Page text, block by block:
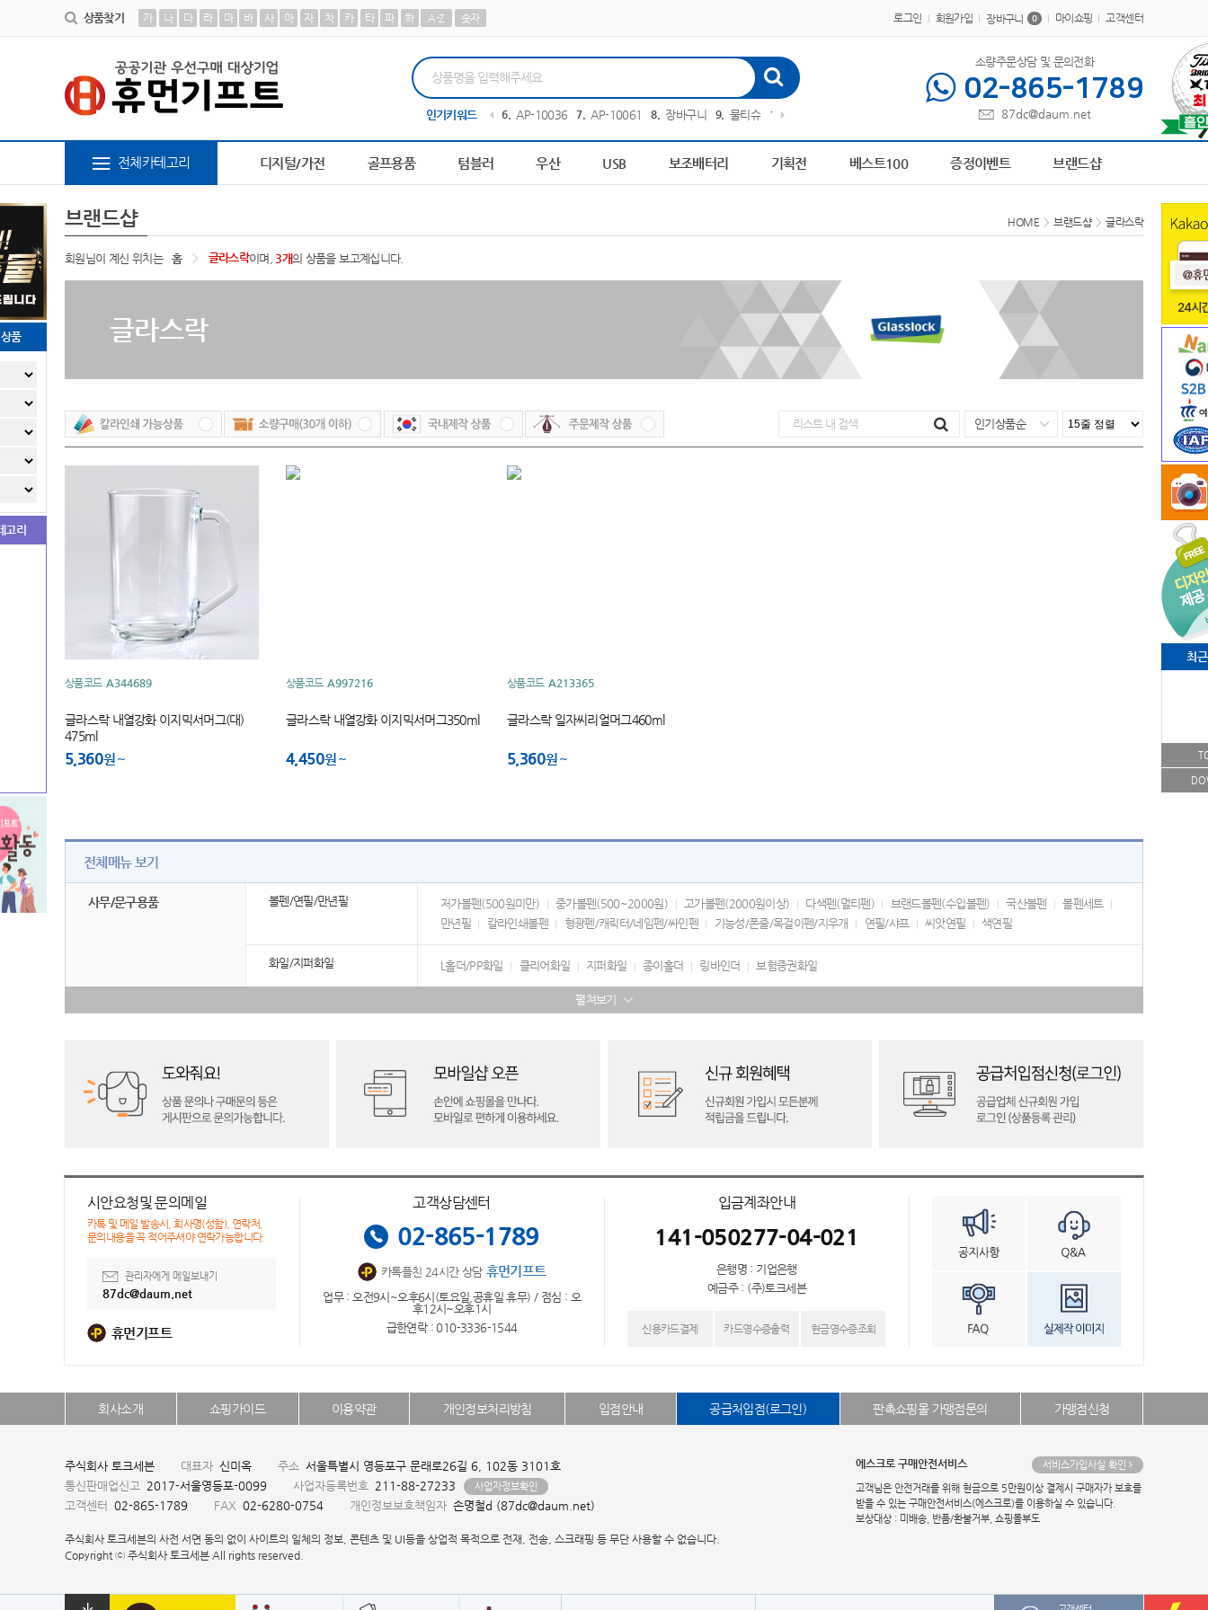
상품찾기 가 나 다 라 마 바 사 아 자 차 카 타 파 하 A-Z 숫자 로그인 회원가입 장바구니 0 마이쇼핑 고객센터
인기키워드
물티슈 파스텔 칫솔 책갈피 5 AP-100413 6 AP-100364 7 AP-100616 8 장바구니 9 물티슈 10 파스텔 칫솔 AP-1002094 담요 AP-
소량주문상담 및 문의전화
02-865-1789
87dc@daum.net
전체카테고리 디지털/가전 골프용품 텀블러 우산 USB 보조배터리 기획전 베스트100 증정이벤트 브랜드샵
품
고리
최
브랜드샵 HOME > 브랜드샵 > 글라스락
회원님이 계신 위치는 홈 글라스락이며, 3개의 상품을 보고계십니다.
글라스락
인기상품순
상품코드 A344689
글라스락 내열강화 이지믹서머그(대)
475ml
5,360원
상품코드 A997216
글라스락 내열강화 이지믹서머그350ml
4,450원
상품코드 A213365
글라스락 일자씨리얼머그460ml
5,360원
전체메뉴 보기
사무/문구용품 볼펜/연필/만년필 저가볼펜(500원미만) 중가볼펜(500~2000원) 고가볼펜(2000원이상) 다색펜(멀티펜) 브랜드볼펜(수입볼펜) 국산볼펜
볼펜세트
만년필
칼라인쇄볼펜 형광펜/캐릭터/네임펜/싸인펜 기능성/폰줄/목걸이펜/지우개 연필/샤프 씨앗연필 색연필
화일/지퍼화일 L홀더/PP화일 클리어화일 지퍼화일 종이홀더 링바인더 보험증권화일
펼쳐보기
시안요청및 문의메일
카톡 및 메일 발송시, 회사명(성함), 연락처,
문의내용을 꼭 적어주셔야 연락가능합니다.
관리자에게 메일보내기
87dc@daum.net
휴먼기프트
고객상담센터
02-865-1789
카톡플친 24시간 상담 휴먼기프트
업무 : 오전9시~오후6시(토요일,공휴일 휴무) / 점심 : 오
후12시~오후1시
급한연락 : 010-3336-1544
입금계좌안내
141-050277-04-021
은행명 : 기업은행
예금주 : (주)토크세븐
신용카드결제 카드영수증출력 현금영수증조회
회사소개 쇼핑가이드 이용약관 개인정보처리방침 입점안내 공급처입점(로그인) 판촉쇼핑몰 가맹점문의 가맹점신청
주식회사 토크세븐 대표자 신미옥 주소 서울특별시 영등포구 문래로26길 6, 102동 3101호
통신판매업신고 2017-서울영등포-0099 사업자등록번호 211-88-27233 사업자정보확인
고객센터 02-865-1789 FAX 02-6280-0754 개인정보보호책임자 손명철d (87dc@daum.net)
주식회사 토크세븐의 사전 서면 동의 없이 사이트의 일체의 정보, 콘텐츠 및 UI등을 상업적 목적으로 전재, 전송, 스크래핑 등 무단 사용할 수 없습니다.
Copyright ⓒ 주식회사 토크세븐 All rights reserved.
에스크로 구매안전서비스
서비스가입사실 확인
고객님은 안전거래를 위해 현금으로 5만원이상 결제시 구매자가 보호를
받을 수 있는 구매안전서비스(에스크로)를 이용하실 수 있습니다.
보상대상 : 미배송, 반품/환불거부, 쇼핑몰부도